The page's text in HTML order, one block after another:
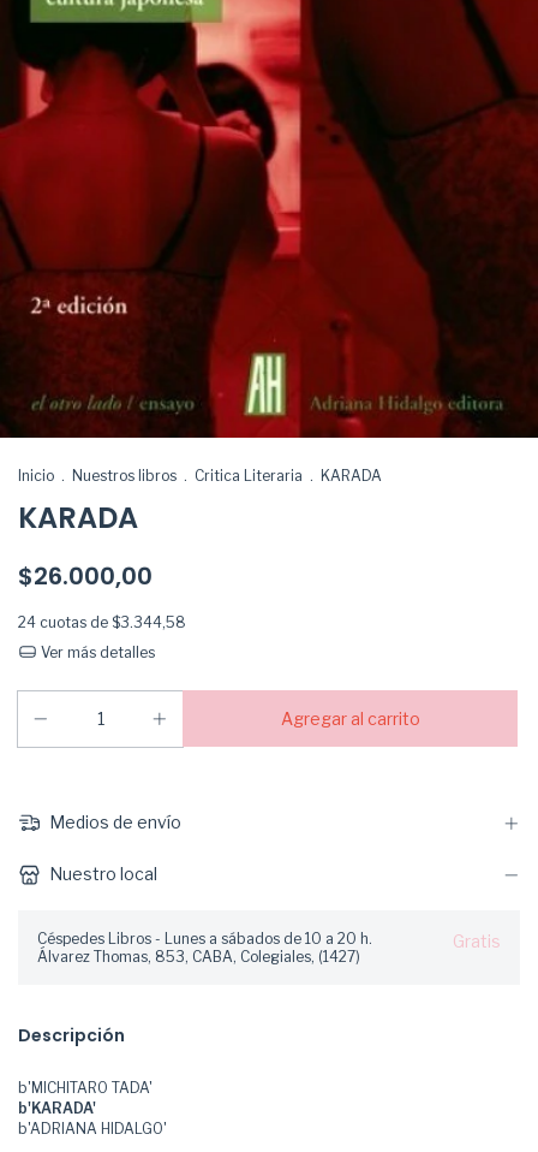
Inicio . Nuestros libros . Critica Literaria . KARADA
KARADA
$26.000,00
24 cuotas de $3.344,58
Ver más detalles
Medios de envío
Nuestro local
Céspedes Libros - Lunes a sábados de 10 a 20 h.
Álvarez Thomas, 853, CABA, Colegiales, (1427)
Gratis
Descripción
b'MICHITARO TADA'
b'KARADA'
b'ADRIANA HIDALGO'